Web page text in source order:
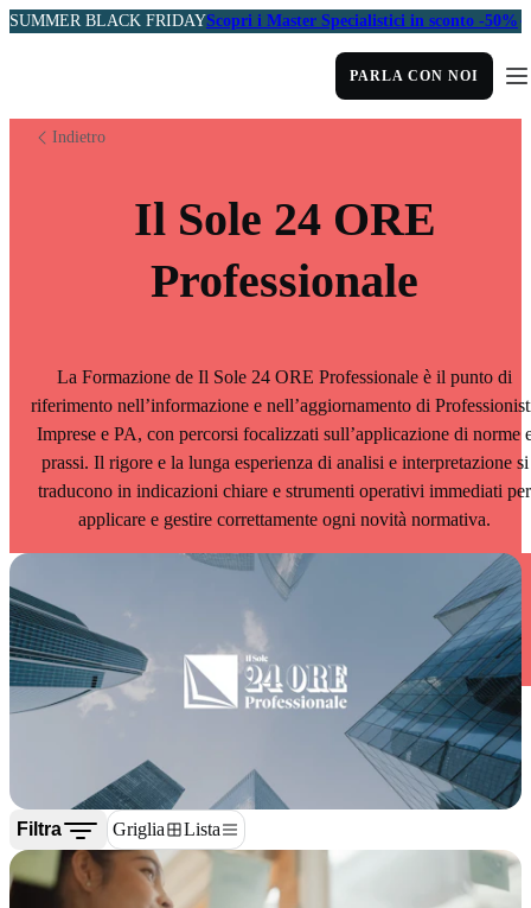
SUMMER BLACK FRIDAYScopri i Master Specialistici in sconto -50%
PARLA CON NOI
Indietro
Il Sole 24 ORE
Professionale
La Formazione de Il Sole 24 ORE Professionale è il punto di
riferimento nell’informazione e nell’aggiornamento di
Imprese e PA, con percorsi focalizzati sull’applicazione di norme
prassi. Il rigore e la lunga esperienza di analisi e interpretazione si
traducono in indicazioni chiare e strumenti operativi immediati per
applicare e gestire correttamente ogni novità normativa.
Filtra Griglia Lista